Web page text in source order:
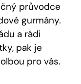
průvodce⁣
gurmány.
a rádi
pak‌ je
pro vás.